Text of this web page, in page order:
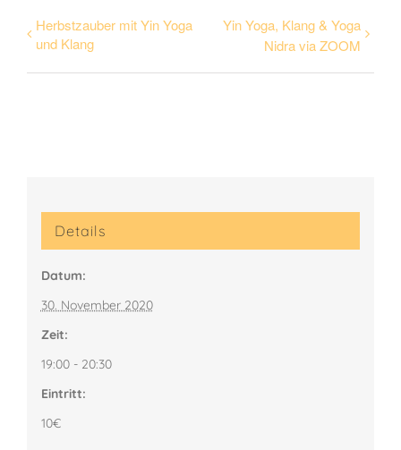
Herbstzauber mit Yin Yoga
und Klang
Yin Yoga, Klang & Yoga
Nidra via ZOOM
Details
Datum:
30. November 2020
Zeit:
19:00 - 20:30
Eintritt:
10€